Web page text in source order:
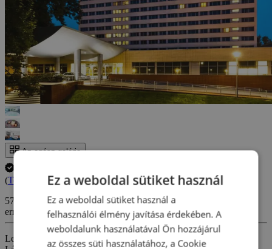
Az egész galéria
(További információ)
57 890 Ft-tól
errors_loading_failed
Legyen része egy varázslatos lengyelországi pihenésben!
Ez a weboldal sütiket használ
Ez a weboldal sütiket használ a
felhasználói élmény javítása érdekében. A
weboldalunk használatával Ön hozzájárul
az összes süti használatához, a Cookie